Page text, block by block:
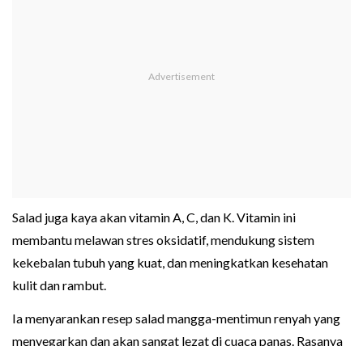
Salad juga kaya akan vitamin A, C, dan K. Vitamin ini
membantu melawan stres oksidatif, mendukung sistem
kekebalan tubuh yang kuat, dan meningkatkan kesehatan
kulit dan rambut.
Ia menyarankan resep salad mangga-mentimun renyah yang
menyegarkan dan akan sangat lezat di cuaca panas. Rasanya